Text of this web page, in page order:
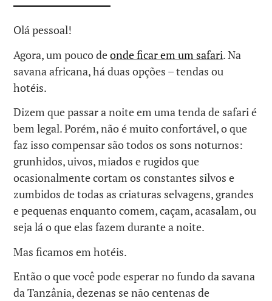
Olá pessoal!
Agora, um pouco deonde ficar em um safari. Na
savana africana, há duas opções – tendas ou
hotéis.
Dizem que passar a noite em uma tenda de safari é
bem legal. Porém, não é muito confortável, o que
faz isso compensar são todos os sons noturnos:
grunhidos, uivos, miados e rugidos que
ocasionalmente cortam os constantes silvos e
zumbidos de todas as criaturas selvagens, grandes
e pequenas enquanto comem, caçam, acasalam, ou
seja lá o que elas fazem durante a noite.
Mas ficamos em hotéis.
Então o que você pode esperar no fundo da savana
da Tanzânia, dezenas se não centenas de